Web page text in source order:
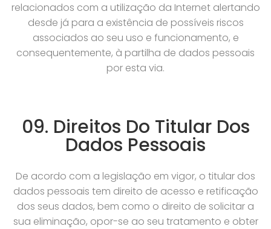
relacionados com a utilização da Internet alertando
desde já para a existência de possíveis riscos
associados ao seu uso e funcionamento, e
consequentemente, à partilha de dados pessoais
por esta via.
09. Direitos Do Titular Dos
Dados Pessoais
De acordo com a legislação em vigor, o titular dos
dados pessoais tem direito de acesso e retificação
dos seus dados, bem como o direito de solicitar a
sua eliminação, opor-se ao seu tratamento e obter